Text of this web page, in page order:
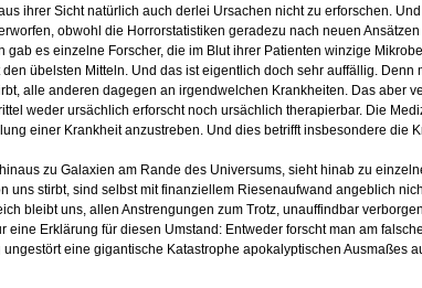
ihrer Sicht natürlich auch derlei Ursachen nicht zu erforschen.
obwohl die Horrorstatistiken geradezu nach neuen
gab es einzelne Forscher, die im Blut ihrer Patienten winzige
übelsten Mitteln. Und das ist eigentlich doch sehr auffällig.
alle anderen dagegen an irgendwelchen Krankheiten. Das aber
weder ursächlich erforscht noch ursächlich therapierbar. Die
einer Krankheit anzustreben. Und dies betrifft insbesondere
zu Galaxien am Rande des Universums, sieht hinab zu
uns stirbt, sind selbst mit finanziellem Riesenaufwand angeblich
bleibt uns, allen Anstrengungen zum Trotz, unauffindbar
eine Erklärung für diesen Umstand: Entweder forscht man am
eine gigantische Katastrophe apokalyptischen Ausmaßes